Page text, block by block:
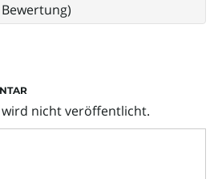
wird nicht veröffentlicht.